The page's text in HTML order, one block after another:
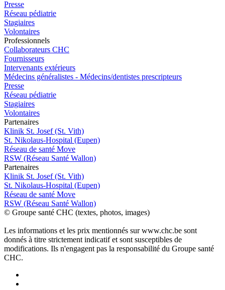
Presse
Réseau pédiatrie
Stagiaires
Volontaires
Professionnels
Collaborateurs CHC
Fournisseurs
Intervenants extérieurs
Médecins généralistes - Médecins/dentistes prescripteurs
Presse
Réseau pédiatrie
Stagiaires
Volontaires
Partenaires
Klinik St. Josef (St. Vith)
St. Nikolaus-Hospital (Eupen)
Réseau de santé Move
RSW (Réseau Santé Wallon)
Partenaires
Klinik St. Josef (St. Vith)
St. Nikolaus-Hospital (Eupen)
Réseau de santé Move
RSW (Réseau Santé Wallon)
© Groupe santé CHC (textes, photos, images)
Les informations et les prix mentionnés sur www.chc.be sont
donnés à titre strictement indicatif et sont susceptibles de
modifications. Ils n'engagent pas la responsabilité du Groupe santé
CHC.